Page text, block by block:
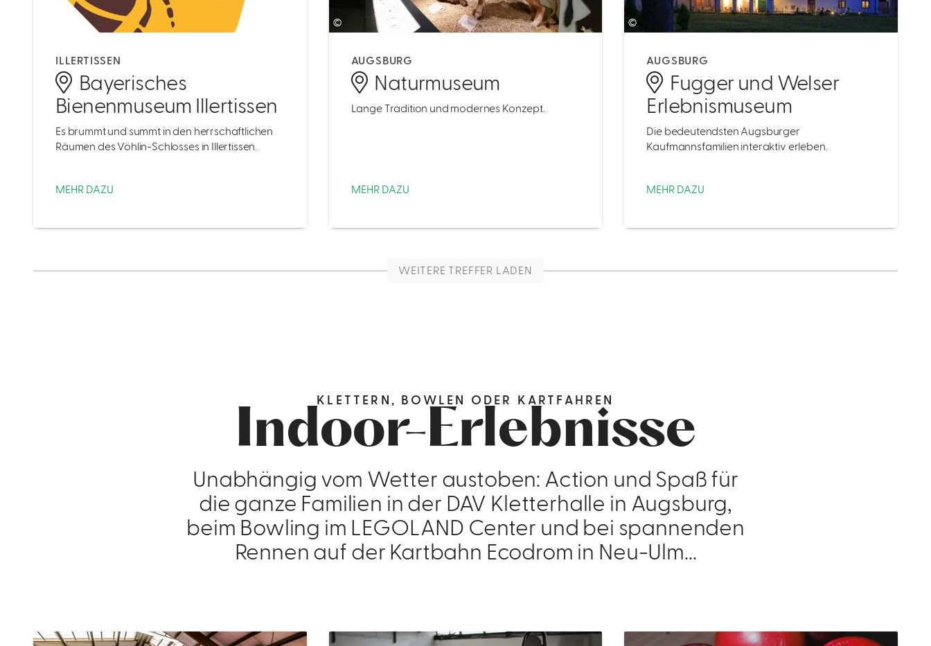
ILLERTISSEN
Bayerisches
Bienenmuseum Illertissen
Es brummt und summt in den herrschaftlichen
Räumen des Vöhlin-Schlosses in Illertissen.
MEHR DAZU
©
AUGSBURG
Naturmuseum
Lange Tradition und modernes Konzept.
MEHR DAZU
©
AUGSBURG
Fugger und Welser
Erlebnismuseum
Die bedeutendsten Augsburger
Kaufmannsfamilien interaktiv erleben.
MEHR DAZU
WEITERE TREFFER LADEN
KLETTERN, BOWLEN ODER KARTFAHREN
Indoor-Erlebnisse
Unabhängig vom Wetter austoben: Action und Spaß für
die ganze Familien in der DAV Kletterhalle in Augsburg,
beim Bowling im LEGOLAND Center und bei spannenden
Rennen auf der Kartbahn Ecodrom in Neu-Ulm...